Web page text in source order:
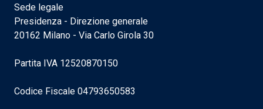
Sede legale
Presidenza - Direzione generale
20162 Milano - Via Carlo Girola 30
Partita IVA 12520870150
Codice Fiscale 04793650583